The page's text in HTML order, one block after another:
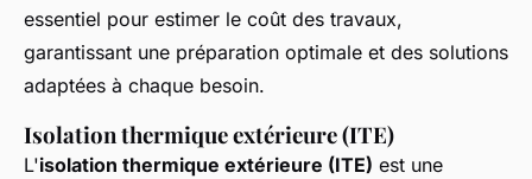
essentiel pour estimer le coût des travaux,
garantissant une préparation optimale et des solutions
adaptées à chaque besoin.
Isolation thermique extérieure (ITE)
L'isolation thermique extérieure (ITE) est une